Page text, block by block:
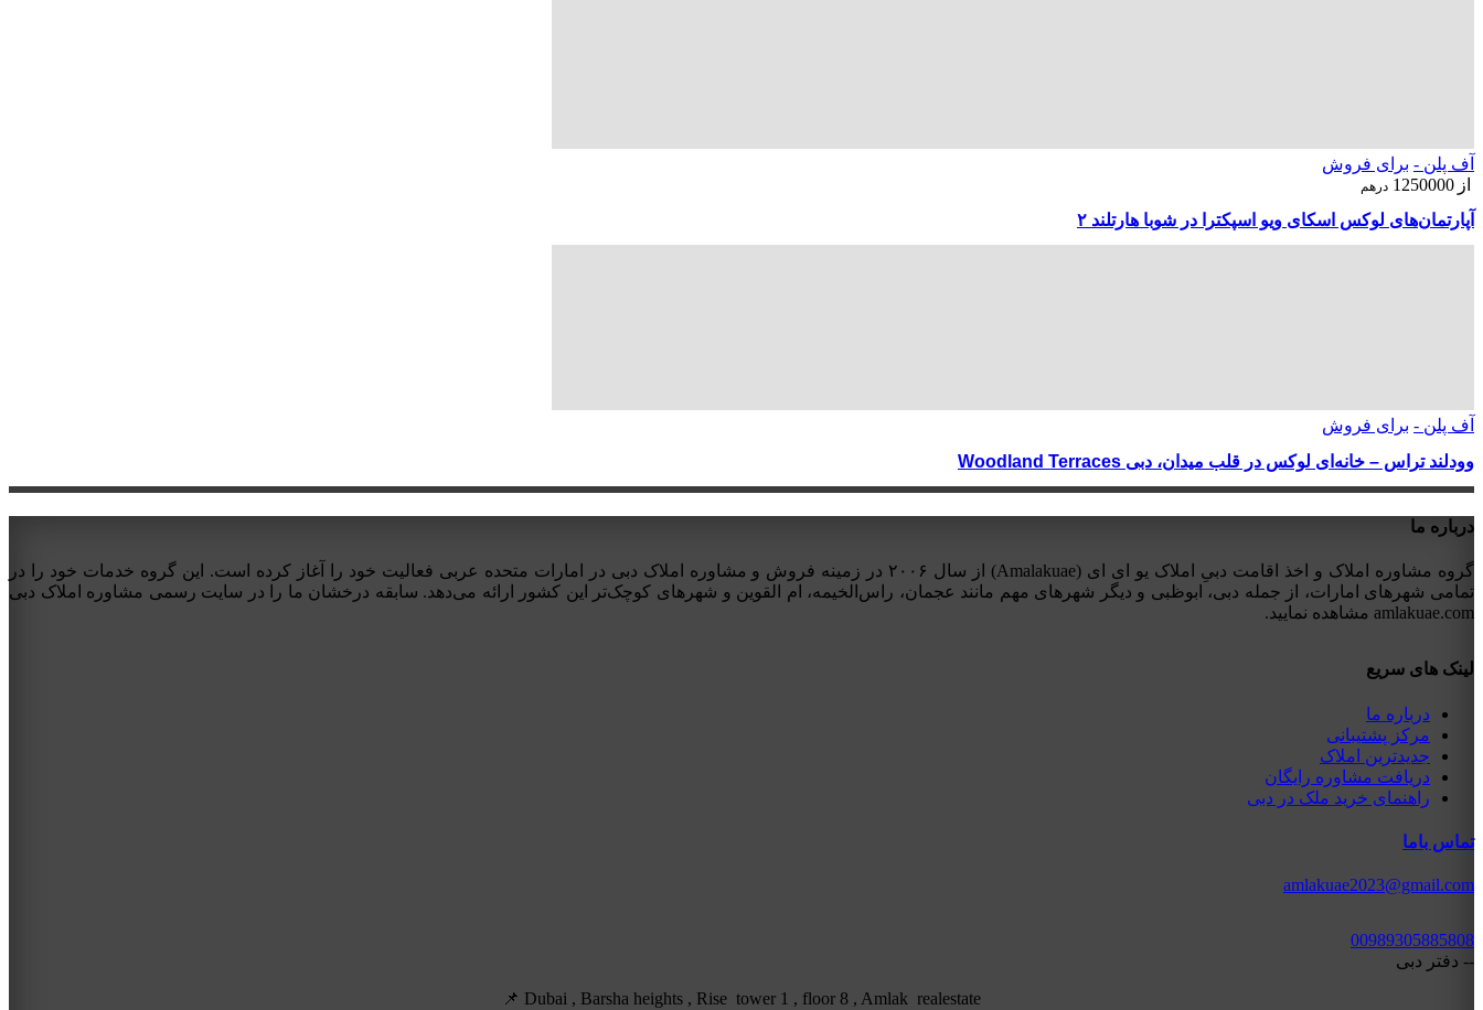
آف پلن - برای فروش
از 1250000 درهم
آپارتمان‌های لوکس اسکای ویو اسپکترا در شوبا هارتلند ۲
آف پلن - برای فروش
وودلند تراس – خانه‌ای لوکس در قلب میدان، دبی Woodland Terraces
درباره ما
گروه مشاوره املاک و اخذ اقامت دبیِ املاک یو ای ای (Amalakuae) از سال ۲۰۰۶ در زمینه فروش و مشاوره املاک دبی در امارات متحده عربی فعالیت خود را آغاز کرده است. این گروه خدمات خود را در
تمامی شهرهای امارات، از جمله دبی، ابوظبی و دیگر شهرهای مهم مانند عجمان، راس‌الخیمه، ام القوین و شهرهای کوچک‌تر این کشور ارائه می‌دهد. سابقه درخشان ما را در سایت رسمی مشاوره املاک دبی
amlakuae.com مشاهده نمایید.
لینک های سریع
درباره ما
مرکز پشتیبانی
جدیدترین املاک
دریافت مشاوره رایگان
راهنمای خرید ملک در دبی
تماس باما
amlakuae2023@gmail.com
00989305885808
-- دفتر دبی
Dubai , Barsha heights , Rise tower 1 , floor 8 , Amlak realestate 📌